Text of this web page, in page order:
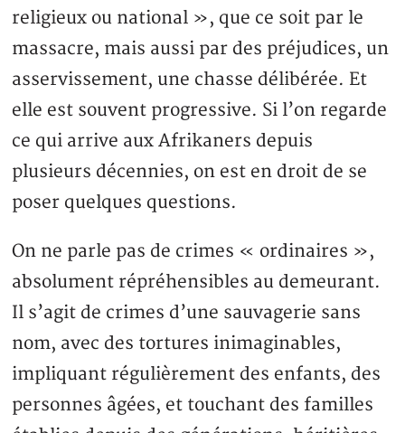
religieux ou national », que ce soit par le
massacre, mais aussi par des préjudices, un
asservissement, une chasse délibérée. Et
elle est souvent progressive. Si l’on regarde
ce qui arrive aux Afrikaners depuis
plusieurs décennies, on est en droit de se
poser quelques questions.
On ne parle pas de crimes « ordinaires »,
absolument répréhensibles au demeurant.
Il s’agit de crimes d’une sauvagerie sans
nom, avec des tortures inimaginables,
impliquant régulièrement des enfants, des
personnes âgées, et touchant des familles